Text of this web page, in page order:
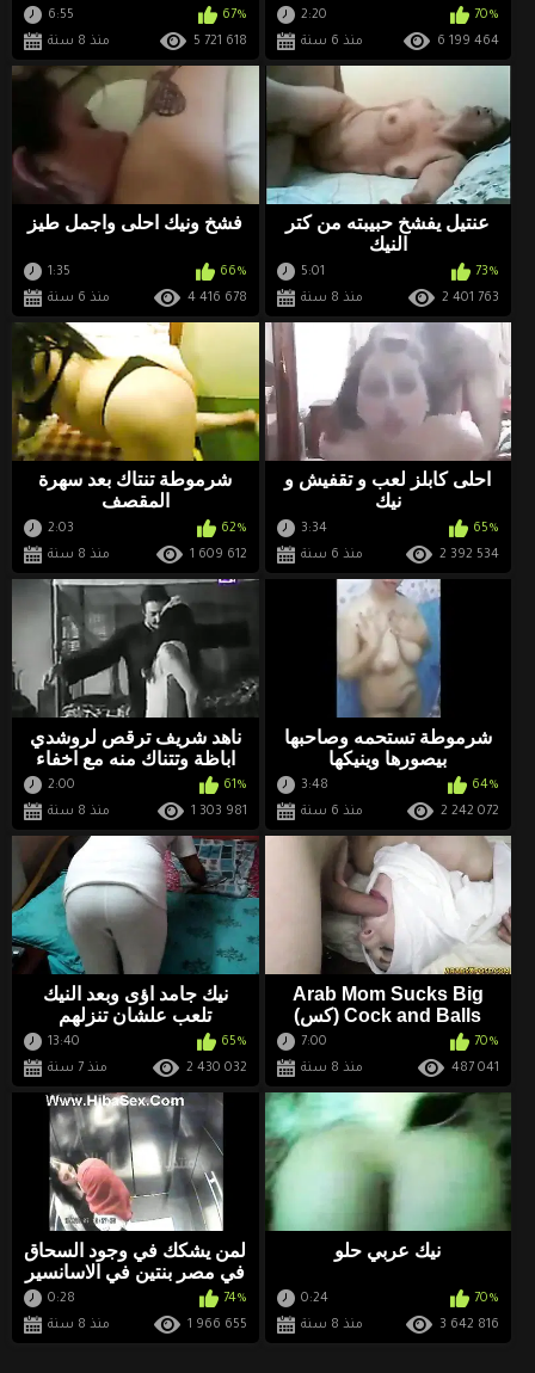
6:55
67%
منذ 8 سنة
5 721 618
2:20
70%
منذ 6 سنة
6 199 464
فشخ ونيك احلى واجمل طيز
1:35
66%
منذ 6 سنة
4 416 678
عنتيل يفشخ حبيبته من كتر
النيك
5:01
73%
منذ 8 سنة
2 401 763
شرموطة تنتاك بعد سهرة
المقصف
2:03
62%
منذ 8 سنة
1 609 612
احلى كابلز لعب و تقفيش و
نيك
3:34
65%
منذ 6 سنة
2 392 534
ناهد شريف ترقص لروشدي
اباظة وتتناك منه مع اخفاء
الاوضاع بتشويش الشاشة
2:00
61%
منذ 8 سنة
1 303 981
شرموطة تستحمه وصاحبها
بيصورها وينيكها
3:48
64%
منذ 6 سنة
2 242 072
نيك جامد اؤى وبعد النيك
تلعب علشان تنزلهم
13:40
65%
منذ 7 سنة
2 430 032
Arab Mom Sucks Big
Cock and Balls (كس)
7:00
70%
منذ 8 سنة
487 041
لمن يشكك في وجود السحاق
في مصر بنتين في الاسانسير
0:28
74%
منذ 8 سنة
1 966 655
نيك عربي حلو
0:24
70%
منذ 8 سنة
3 642 816